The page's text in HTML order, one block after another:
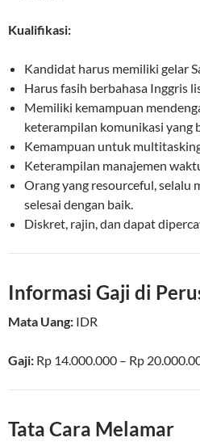
Kualifikasi:
Kandidat harus memiliki gelar
Harus fasih berbahasa Inggris
Memiliki kemampuan
keterampilan komunikasi yang
Kemampuan untuk
Keterampilan manajemen
Orang yang resourceful, selalu
selesai dengan baik.
Diskret, rajin, dan dapat
Informasi Gaji di
Mata Uang: IDR
Gaji: Rp 14.000.000 – Rp
Tata Cara Melamar